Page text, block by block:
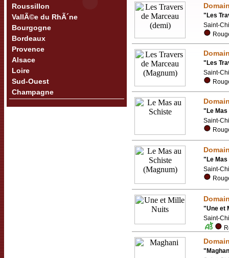
Roussillon
VallÃ©e du RhÃ´ne
Bourgogne
Bordeaux
Provence
Alsace
Loire
Sud-Ouest
Champagne
"Les
Saint-
" Les
Saint-
"Le
Saint-
" Le
Saint-
"Une et
Saint-
"